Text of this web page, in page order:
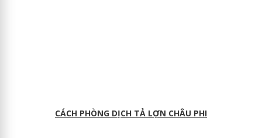
CÁCH PHÒNG DỊCH TẢ LỢN CHÂU PHI